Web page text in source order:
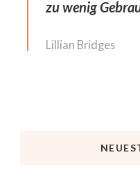
zu wenig
Lillian Bridges